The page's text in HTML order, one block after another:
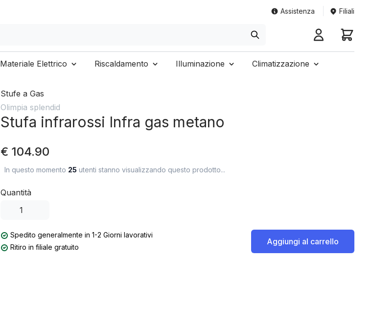
Assistenza Filiali
Materiale Elettrico Riscaldamento Illuminazione Climatizzazione
Stufe a Gas
Olimpia splendid
Stufa infrarossi Infra gas metano
€ 104.90
In questo momento 25 utenti stanno visualizzando questo prodotto...
Quantità
Spedito generalmente in 1-2 Giorni lavorativi
Ritiro in filiale gratuito
Aggiungi al carrello